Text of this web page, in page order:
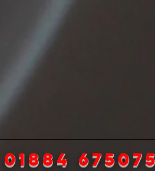
01884